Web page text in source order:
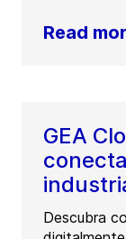
Read
GEA
Descubra